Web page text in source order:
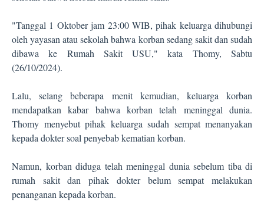
"Tanggal 1 Oktober jam 23:00 WIB, pihak keluarga dihubungi
oleh yayasan atau sekolah bahwa korban sedang sakit dan sudah
dibawa ke Rumah Sakit USU," kata Thomy, Sabtu
(26/10/2024).
Lalu, selang beberapa menit kemudian, keluarga korban
mendapatkan kabar bahwa korban telah meninggal dunia.
Thomy menyebut pihak keluarga sudah sempat menanyakan
kepada dokter soal penyebab kematian korban.
Namun, korban diduga telah meninggal dunia sebelum tiba di
rumah sakit dan pihak dokter belum sempat melakukan
penanganan kepada korban.